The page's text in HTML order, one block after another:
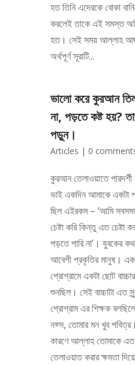
হত তিনি এদেরকে বোকা
করলেই তাকে এই সমস্ত
হত। সেই সময় আল্লাহ
অর্থপূর্ণ সূরাটি...
ভালো করে কুরআন
না, পড়তে কষ্ট হয়?
পড়ুন।
Articles | 0
কুরআন তেলাওয়াতে
ভাই একদিন আমাকে একটা
ছিল এইরকম – ‘আমি
চেষ্টা করি কিন্তু এত
পড়তে পারি না’। যুবকের
আবেগী প্রকৃতির মানুষ।
প্রোগ্রামে একটা ছোট
শুনছিল। সেই বাচ্চাটা এত
প্রোগ্রাম এর শিক্ষক
নফ্স, তোমার মন খুব
কারণে আল্লাহ তোমাকে
তেলাওয়াত করার ক্ষমতা